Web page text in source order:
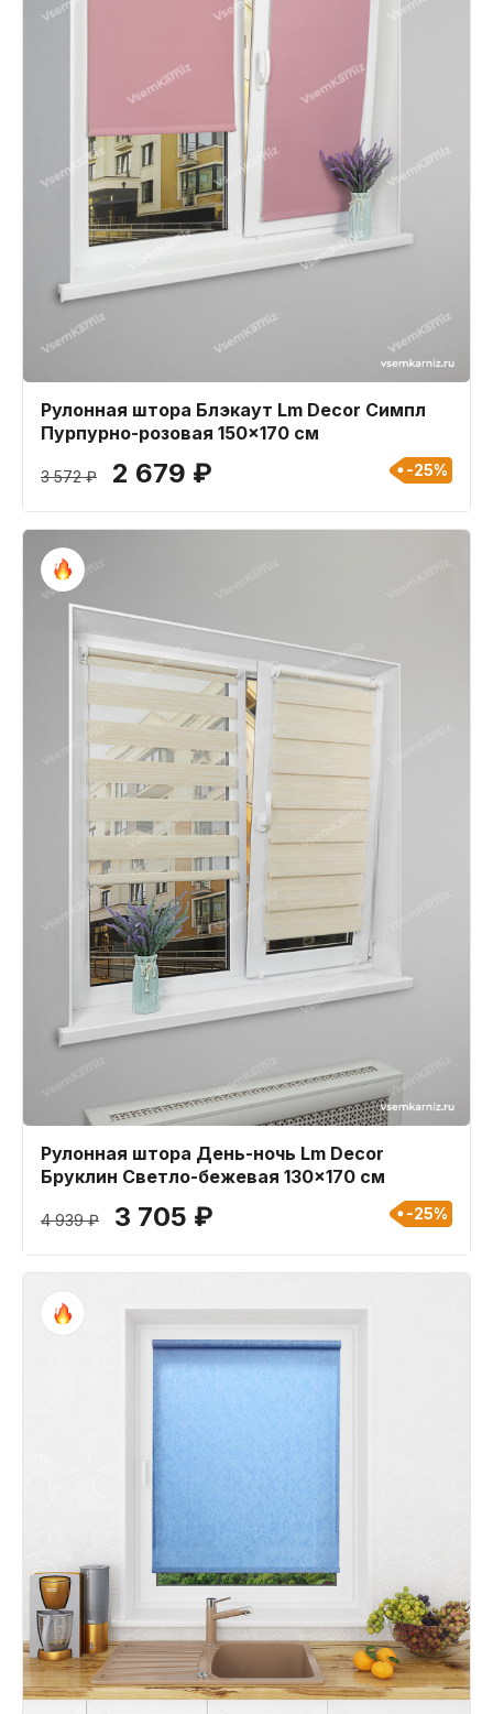
Рулонная штора Блэкаут Lm Decor Симпл
Пурпурно-розовая 150x170 см
3 572 ₽ 2 679 ₽ -25%
Рулонная штора День-ночь Lm Decor
Бруклин Светло-бежевая 130x170 см
4 939 ₽ 3 705 ₽ -25%